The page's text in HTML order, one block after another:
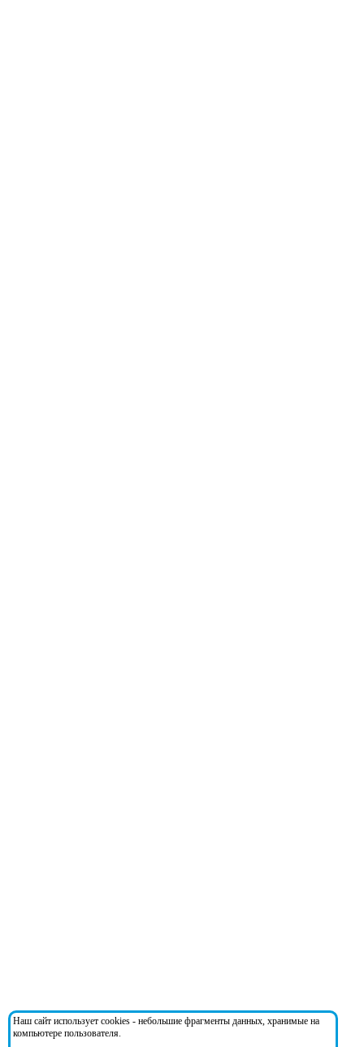
Наш сайт использует cookies - небольшие фрагменты данных, хранимые на
компьютере пользователя.